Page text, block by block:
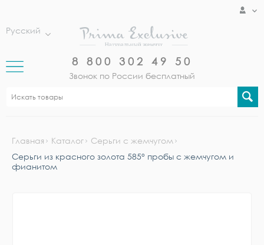
Русский
8 800 302 49 50
Звонок по России бесплатный
Главная Каталог
Серьги с жемчугом
Серьги из красного золота 585° пробы с жемчугом и
фианитом